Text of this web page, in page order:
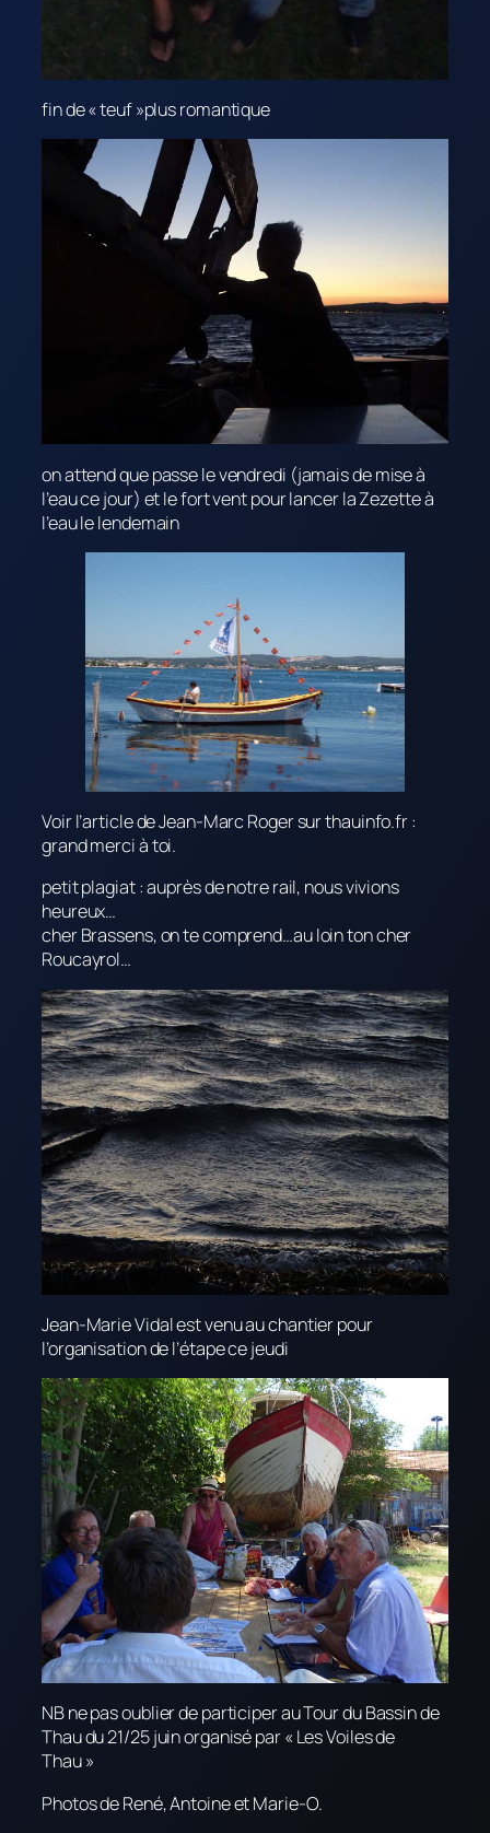
fin de « teuf »plus romantique
on attend que passe le vendredi (jamais de mise à
l’eau ce jour) et le fort vent pour lancer la Zezette à
l’eau le lendemain
Voir l’article de Jean-Marc Roger sur thauinfo.fr :
grand merci à toi.
petit plagiat : auprès de notre rail, nous vivions
heureux…
cher Brassens, on te comprend…au loin ton cher
Roucayrol…
Jean-Marie Vidal est venu au chantier pour
l’organisation de l’étape ce jeudi
NB ne pas oublier de participer au Tour du Bassin de
Thau du 21/25 juin organisé par « Les Voiles de
Thau »
Photos de René, Antoine et Marie-O.